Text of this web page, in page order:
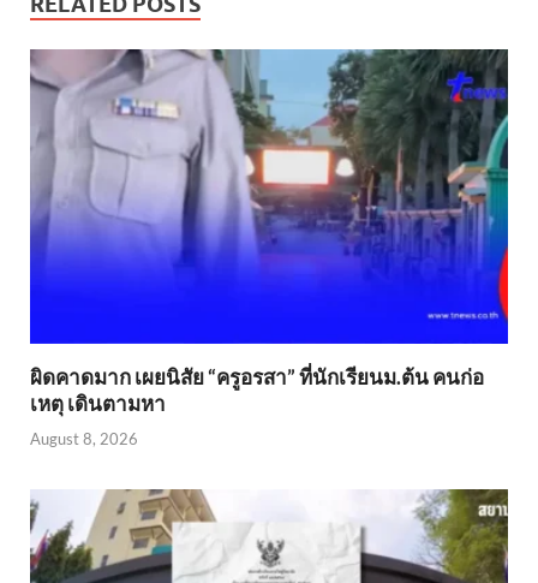
ผิดคาดมาก เผยนิสัย “ครูอรสา” ที่นักเรียนม.ต้น คนก่อ
เหตุ เดินตามหา
August 8, 2026